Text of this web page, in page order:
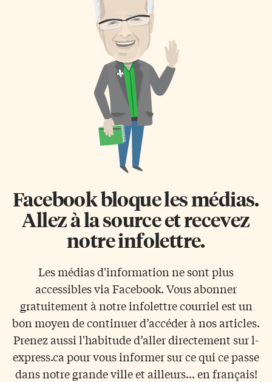
Facebook bloque les médias.
Allez à la source et recevez
notre infolettre.
Les médias d'information ne sont plus
accessibles via Facebook. Vous abonner
gratuitement à notre infolettre courriel est un
bon moyen de continuer d’accéder à nos articles.
Prenez aussi l'habitude d’aller directement sur l-
express.ca pour vous informer sur ce qui ce passe
dans notre grande ville et ailleurs... en français!